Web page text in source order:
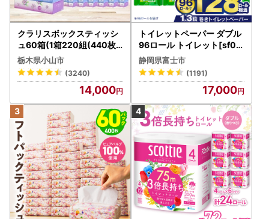
クラリスボックスティッシ
ュ60箱(1箱220組(440枚))
(5個入り×12セット)【配送
不可地域：離島・沖縄県】
【1256759】
栃木県小山市
(3240)
14,000
トイレットペーパー ダブル
96ロール トイレット[sf00
1-012]
静岡県富士市
(1191)
17,000